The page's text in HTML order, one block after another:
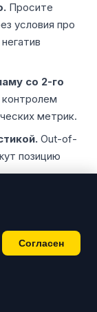
Просите
условия про
со 2-го
метрик.
Out-of-
позицию
системным.
не
карточки
Согласен